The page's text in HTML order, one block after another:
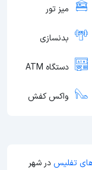
میز تور
بدنسازی
دستگاه ATM
واکس کفش
تفلیس در شهر